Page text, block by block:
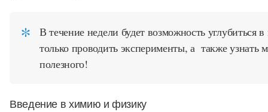
В течение недели будет возможность углубиться
только проводить эксперименты, а также узнать
полезного!
Введение в химию и физику